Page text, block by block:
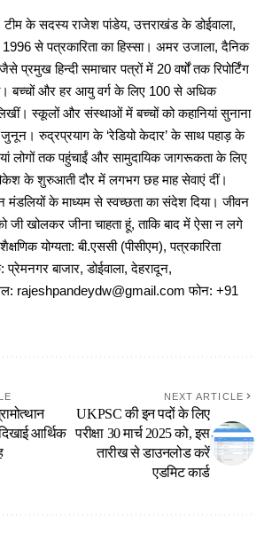
के सदस्य राजेश पांडेय, उत्तराखंड के डोईवाला,
से पत्रकारिता का हिस्सा। अमर उजाला, दैनिक
प्रमुख हिन्दी समाचार पत्रों में 20 वर्षों तक रिपोर्टिंग
बच्चों और हर आयु वर्ग के लिए 100 से अधिक
स्कूलों और संस्थाओं में बच्चों को कहानियां सुनाना
रुद्रप्रयाग के ‘रेडियो केदार’ के साथ पहाड़ के
लोगों तक पहुंचाईं और सामुदायिक जागरूकता के लिए
के शुरुआती दौर में लगभग छह माह सेवाएं दीं।
मंडलियों के माध्यम से स्वच्छता का संदेश दिया। जीवन
जी खोलकर जीना चाहता हूं, ताकि बाद में ऐसा न लगे
योग्यता: बी.एससी (पीसीएम), पत्रकारिता
बाजार, डोईवाला, देहरादून,
rajeshpandeydw@gmail.com फोन: +91
आर्थिक
NEXT ARTICLE
UKPSC की इन पदों के लिए
परीक्षा 30 मार्च 2025 को, इस
तारीख से डाउनलोड करें
एडमिट कार्ड